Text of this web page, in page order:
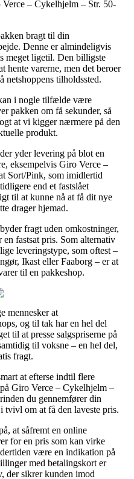
– Cykelhjelm – Str. 50-
bragt til din
Denne er almindeligvis
meget ligetil. Den billigste
hente varerne, men det beroer
netshoppens tilholdssted.
i nogle tilfælde være
pakken om få sekunder, så
at vi kigger nærmere på den
produkt.
yder levering på blot en
eksempelvis Giro Verce –
Sort/Pink, som imidlertid
end et fastslået
til at kunne nå at få dit nye
drager hjemad.
fragt uden omkostninger,
fastsat pris. Som alternativ
leveringstype, som oftest –
Ikast eller Faaborg – er at
til en pakkeshop.
mennesker at
og til tak har en hel del
til at presse salgspriserne på
til voksne – en hel del,
fragt.
at efterse indtil flere
Giro Verce – Cykelhjelm –
du gennemfører din
tvivl om at få den laveste pris.
at såfremt en online
for en pris som kan virke
være en indikation på
med betalingskort er
der sikrer kunden imod